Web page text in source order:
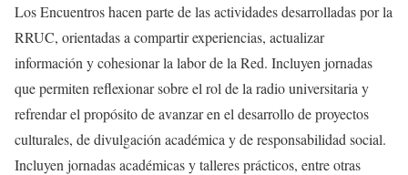
Los Encuentros hacen parte de las actividades desarrolladas por la
RRUC, orientadas a compartir experiencias, actualizar
información y cohesionar la labor de la Red. Incluyen jornadas
que permiten reflexionar sobre el rol de la radio universitaria y
refrendar el propósito de avanzar en el desarrollo de proyectos
culturales, de divulgación académica y de responsabilidad social.
Incluyen jornadas académicas y talleres prácticos, entre otras